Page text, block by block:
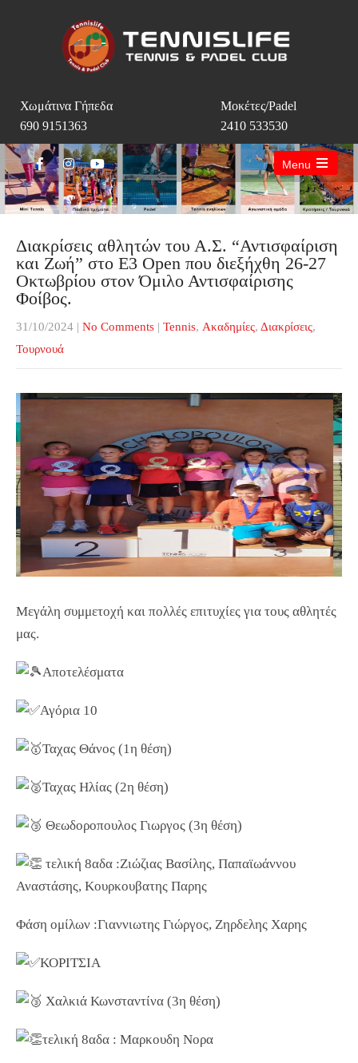
Χωμάτινα Γήπεδα
690 9151363
Μοκέτες/Padel
2410 533530
Menu
Open
the
main
menu
Διακρίσεις αθλητών του Α.Σ. “Αντισφαίριση
και Ζωή” στο Ε3 Open που διεξήχθη 26-27
Οκτωβρίου στον Όμιλο Αντισφαίρισης
Φοίβος.
31/10/2024 | No Comments | Tennis, Ακαδημίες, Διακρίσεις,
Τουρνουά
Μεγάλη συμμετοχή και πολλές επιτυχίες για τους αθλητές
μας.
Αποτελέσματα
Αγόρια 10
Ταχας Θάνος (1η θέση)
Ταχας Ηλίας (2η θέση)
Θεωδοροπουλος Γιωργος (3η θέση)
τελική 8αδα :Ζιώζιας Βασίλης, Παπαϊωάννου
Αναστάσης, Κουρκουβατης Παρης
Φάση ομίλων :Γιαννιωτης Γιώργος, Ζηρδελης Χαρης
ΚΟΡΙΤΣΙΑ
Χαλκιά Κωνσταντίνα (3η θέση)
τελική 8αδα : Μαρκουδη Νορα